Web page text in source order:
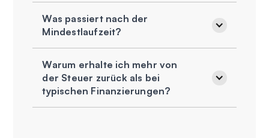
Was passiert nach der
Mindestlaufzeit?
Warum erhalte ich mehr von
der Steuer zurück als bei
typischen Finanzierungen?